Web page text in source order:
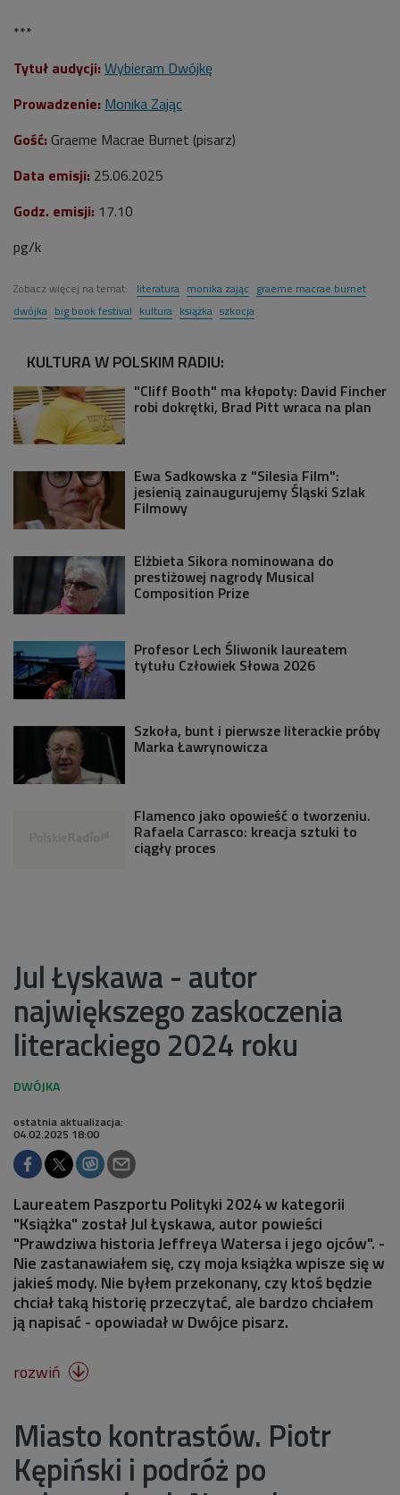
***
Tytuł audycji: Wybieram Dwójkę
Prowadzenie: Monika Zając
Gość: Graeme Macrae Burnet (pisarz)
Data emisji: 25.06.2025
Godz. emisji: 17.10
pg/k
Zobacz więcej na temat: literatura monika zając graeme macrae burnet
dwójka big book festival kultura książka szkocja
KULTURA W POLSKIM RADIU:
"Cliff Booth" ma kłopoty: David Fincher
robi dokrętki, Brad Pitt wraca na plan
Ewa Sadkowska z "Silesia Film":
jesienią zainaugurujemy Śląski Szlak
Filmowy
Elżbieta Sikora nominowana do
prestiżowej nagrody Musical
Composition Prize
Profesor Lech Śliwonik laureatem
tytułu Człowiek Słowa 2026
Szkoła, bunt i pierwsze literackie próby
Marka Ławrynowicza
Flamenco jako opowieść o tworzeniu.
Rafaela Carrasco: kreacja sztuki to
ciągły proces
Jul Łyskawa - autor
największego zaskoczenia
literackiego 2024 roku
ostatnia aktualizacja:
04.02.2025 18:00
Laureatem Paszportu Polityki 2024 w kategorii
"Książka" został Jul Łyskawa, autor powieści
"Prawdziwa historia Jeffreya Watersa i jego ojców". -
Nie zastanawiałem się, czy moja książka wpisze się w
jakieś mody. Nie byłem przekonany, czy ktoś będzie
chciał taką historię przeczytać, ale bardzo chciałem
ją napisać - opowiadał w Dwójce pisarz.
rozwiń 
Miasto kontrastów. Piotr
Kępiński i podróż po